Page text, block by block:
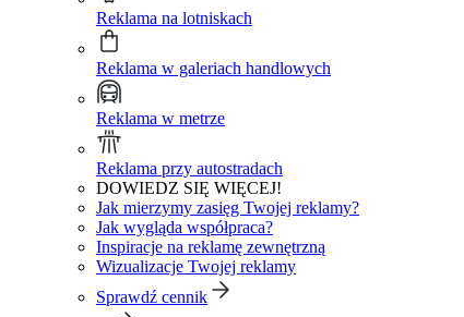
Reklama na lotniskach
Reklama w galeriach handlowych
Reklama w metrze
Reklama przy autostradach
DOWIEDZ SIĘ WIĘCEJ!
Jak mierzymy zasięg Twojej reklamy?
Jak wygląda współpraca?
Inspiracje na reklamę zewnętrzną
Wizualizacje Twojej reklamy
Sprawdź cennik